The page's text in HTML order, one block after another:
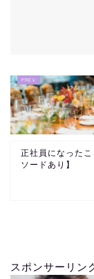
正社員になった
ソードあり】
スポンサーリン